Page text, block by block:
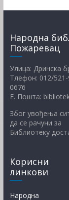
Народна
Пожаревац
Улица: Дринска
Тлефон: 012/
0676
Е. Пошта:
Због увођења
да се рачуни за
Библиотеку
Корисни
линкови
Народна